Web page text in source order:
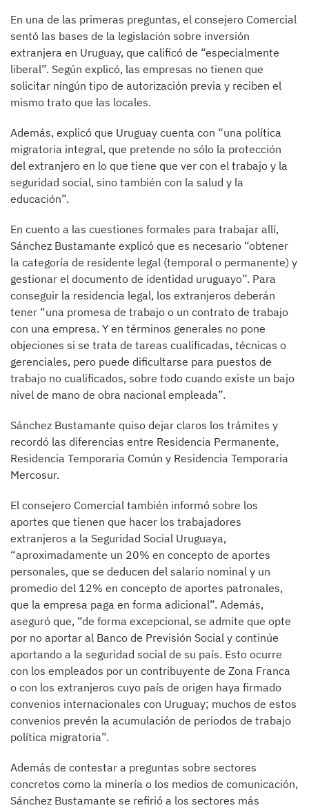
En una de las primeras preguntas, el consejero Comercial
sentó las bases de la legislación sobre inversión
extranjera en Uruguay, que calificó de “especialmente
liberal”. Según explicó, las empresas no tienen que
solicitar ningún tipo de autorización previa y reciben el
mismo trato que las locales.
Además, explicó que Uruguay cuenta con “una política
migratoria integral, que pretende no sólo la protección
del extranjero en lo que tiene que ver con el trabajo y la
seguridad social, sino también con la salud y la
educación”.
En cuento a las cuestiones formales para trabajar allí,
Sánchez Bustamante explicó que es necesario “obtener
la categoría de residente legal (temporal o permanente) y
gestionar el documento de identidad uruguayo”. Para
conseguir la residencia legal, los extranjeros deberán
tener “una promesa de trabajo o un contrato de trabajo
con una empresa. Y en términos generales no pone
objeciones si se trata de tareas cualificadas, técnicas o
gerenciales, pero puede dificultarse para puestos de
trabajo no cualificados, sobre todo cuando existe un bajo
nivel de mano de obra nacional empleada”.
Sánchez Bustamante quiso dejar claros los trámites y
recordó las diferencias entre Residencia Permanente,
Residencia Temporaria Común y Residencia Temporaria
Mercosur.
El consejero Comercial también informó sobre los
aportes que tienen que hacer los trabajadores
extranjeros a la Seguridad Social Uruguaya,
“aproximadamente un 20% en concepto de aportes
personales, que se deducen del salario nominal y un
promedio del 12% en concepto de aportes patronales,
que la empresa paga en forma adicional”. Además,
aseguró que, “de forma excepcional, se admite que opte
por no aportar al Banco de Previsión Social y continúe
aportando a la seguridad social de su país. Esto ocurre
con los empleados por un contribuyente de Zona Franca
o con los extranjeros cuyo país de origen haya firmado
convenios internacionales con Uruguay; muchos de estos
convenios prevén la acumulación de periodos de trabajo
política migratoria”.
Además de contestar a preguntas sobre sectores
concretos como la minería o los medios de comunicación,
Sánchez Bustamante se refirió a los sectores más